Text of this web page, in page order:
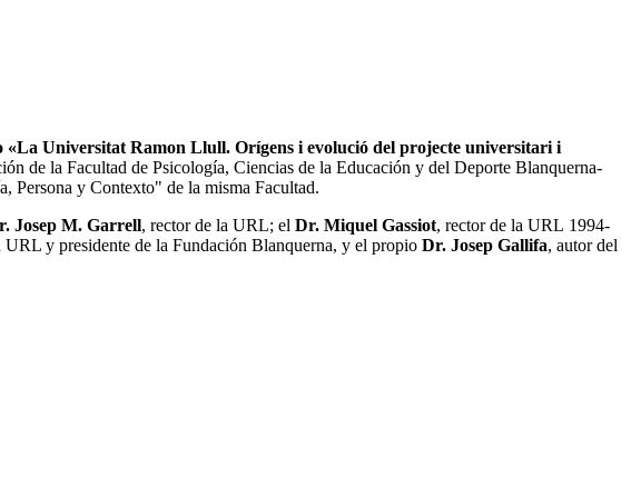
«La Universitat Ramon Llull. Orígens i evolució del projecte universitari i
de la Facultad de Psicología, Ciencias de la Educación y del Deporte Blanquerna-
Persona y Contexto" de la misma Facultad.
Josep M. Garrell, rector de la URL; el Dr. Miquel Gassiot, rector de la URL 1994-
URL y presidente de la Fundación Blanquerna, y el propio Dr. Josep Gallifa, autor del